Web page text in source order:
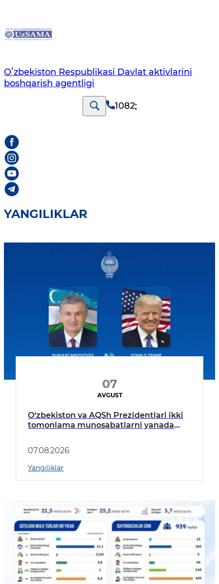
Oʻzbekiston Respublikasi Davlat aktivlarini
boshqarish agentligi
1082;
YANGILIKLAR
07
AVGUST
O‘zbekiston va AQSh Prezidentlari ikki
tomonlama munosabatlarni yanada
07.08.2026
Yangiliklar